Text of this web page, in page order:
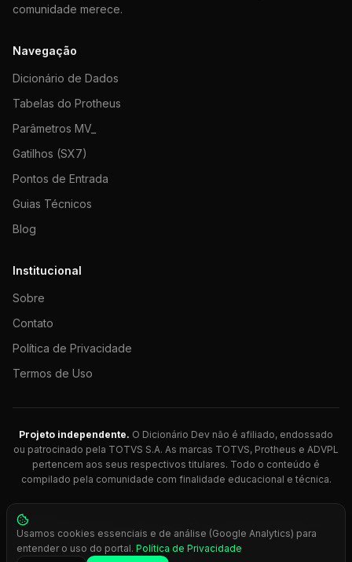
comunidade merece.
Navegação
Dicionário de Dados
Tabelas do Protheus
Parâmetros MV_
Gatilhos (SX7)
Pontos de Entrada
Guias Técnicos
Blog
Institucional
Sobre
Contato
Política de Privacidade
Termos de Uso
Projeto independente. O Dicionário Dev não é afiliado, endossado
ou patrocinado pela TOTVS S.A. As marcas TOTVS, Protheus e ADVPL
pertencem aos seus respectivos titulares. Todo o conteúdo é
compilado pela comunidade com finalidade educacional e técnica.
© 2026 Dicionário Dev. Feito com 💚 para desenvolvedores
Protheus.
Press Ctrl+K
Usamos cookies essenciais e de análise (Google Analytics) para
entender o uso do portal. Política de Privacidade